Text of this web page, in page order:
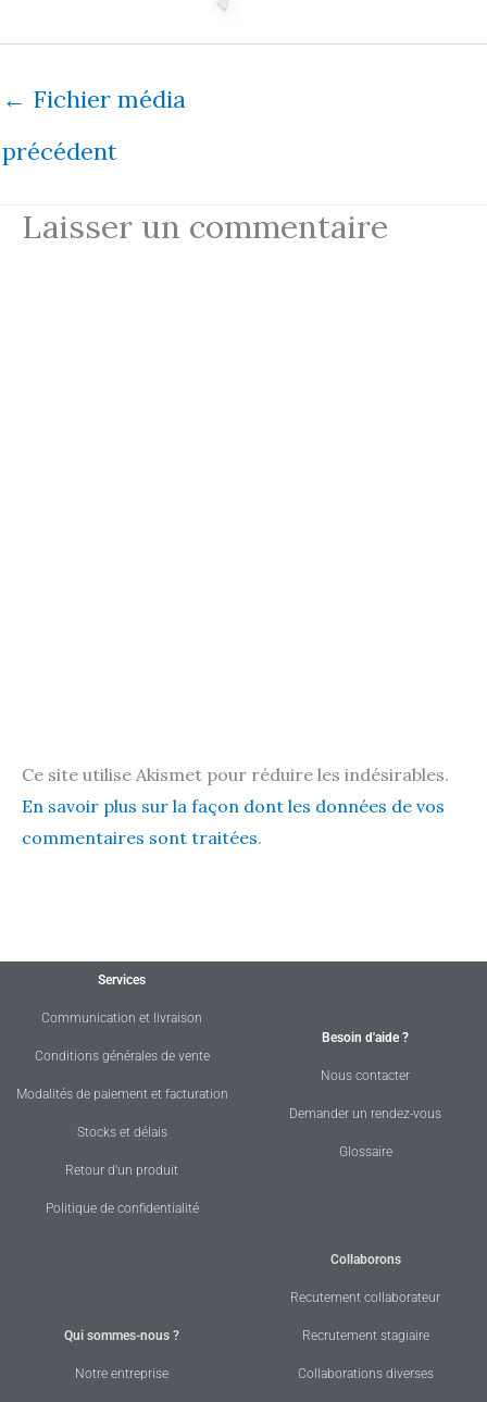
← Fichier média
précédent
Laisser un commentaire
Ce site utilise Akismet pour réduire les indésirables.
En savoir plus sur la façon dont les données de vos
commentaires sont traitées.
Services
Communication et livraison
Conditions générales de vente
Modalités de paiement et facturation
Stocks et délais
Retour d'un produit
Politique de confidentialité
Besoin d'aide ?
Nous contacter
Demander un rendez-vous
Glossaire
Qui sommes-nous ?
Notre entreprise
Collaborons
Recutement collaborateur
Recrutement stagiaire
Collaborations diverses